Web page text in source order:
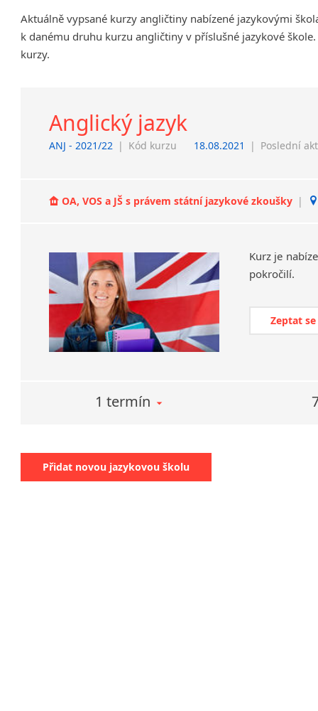
Chrudim
Děčín
Prostějov
Sedlčany
Aktuálně vypsané kurzy angličtiny nabízené jazykovými
k danému druhu kurzu angličtiny v příslušné jazykové
kurzy.
Anglický jazyk
ANJ - 2021/22 | Kód kurzu 18.08.2021 | Poslední
OA, VOS a JŠ s právem státní jazykové zkoušky |
Kurz je
pokročilí.
Zeptat
1 termín
Přidat novou jazykovou školu